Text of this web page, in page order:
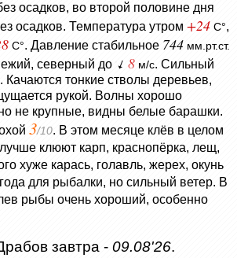
осадков, во второй половине дня
осадков. Температура утром +24 C°,
C°. Давление стабильное 744 мм.рт.ст.
северный до 8 м/с. Сильный
Качаются тонкие стволы деревьев,
рукой. Волны хорошо
не крупные, видны белые барашки.
3/10. В этом месяце клёв в целом
клюют карп, краснопёрка, лещ,
хуже карась, голавль, жерех, окунь
для рыбалки, но сильный ветер. В
рыбы очень хороший, особенно
завтра - 09.08'26.